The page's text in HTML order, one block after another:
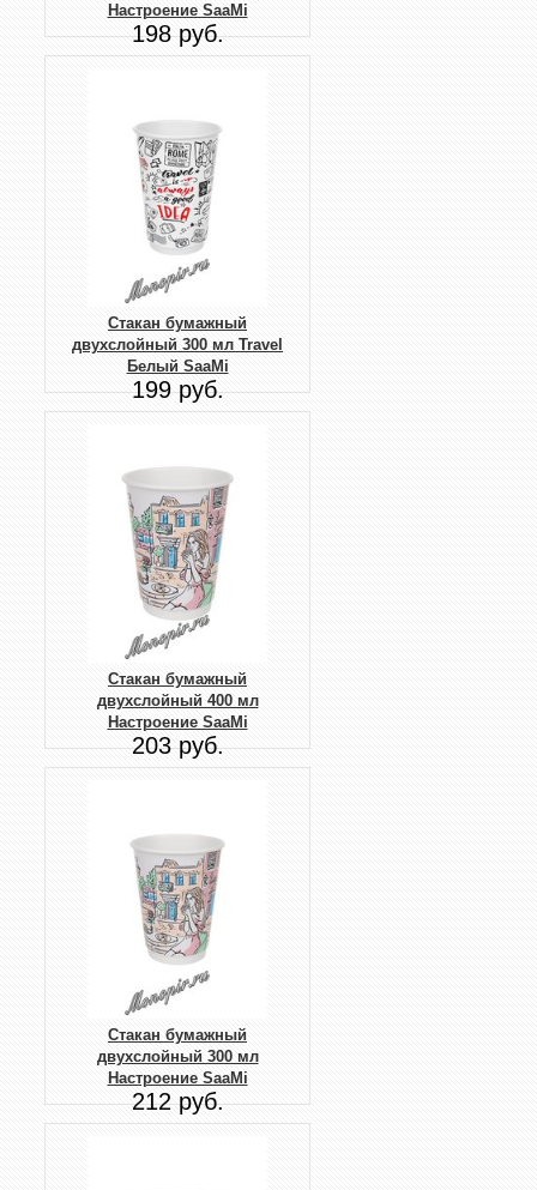
Настроение SaaMi
198 руб.
Стакан бумажный
двухслойный 300 мл Travel
Белый SaaMi
199 руб.
Стакан бумажный
двухслойный 400 мл
Настроение SaaMi
203 руб.
Стакан бумажный
двухслойный 300 мл
Настроение SaaMi
212 руб.